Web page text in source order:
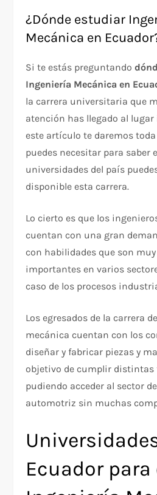
¿Dónde estudiar
Mecánica en
Si te estás preguntando
Ingeniería Mecánica en
la carrera universitaria que
atención has llegado al lugar
este artículo te daremos
puedes necesitar para saber
universidades del país
disponible esta carrera.
Lo cierto es que los
cuentan con una gran
con habilidades que son
importantes en varios
caso de los procesos
Los egresados de la carrera
mecánica cuentan con los
diseñar y fabricar piezas y
objetivo de cumplir distintas
pudiendo acceder al sector
automotriz sin muchas
Ecuador